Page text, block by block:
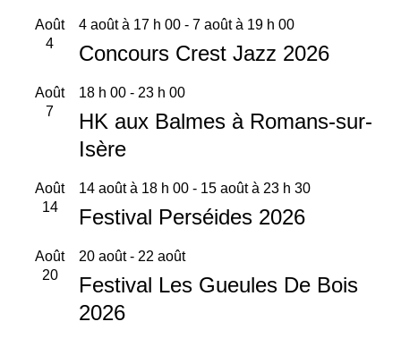
Août
4
4 août à 17 h 00- 7 août à 19 h 00
Concours Crest Jazz 2026
Août
7
18 h 00- 23 h 00
HK aux Balmes à Romans-sur-
Isère
Août
14
14 août à 18 h 00- 15 août à 23 h 30
Festival Perséides 2026
Août
20
20 août- 22 août
Festival Les Gueules De Bois
2026